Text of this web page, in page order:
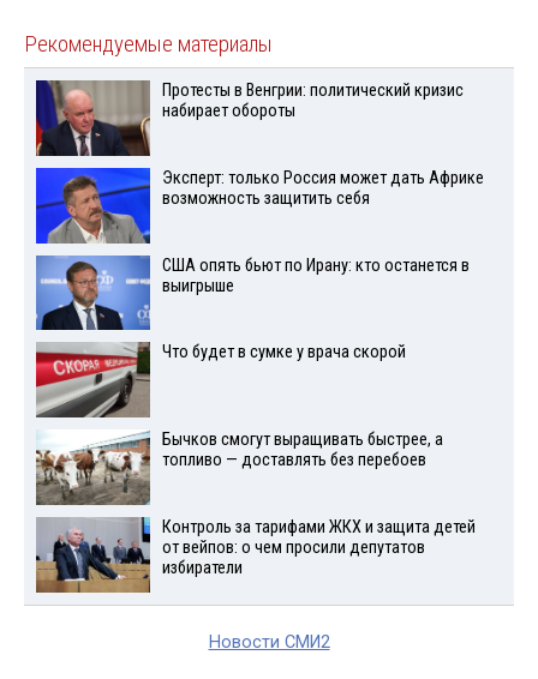
Рекомендуемые материалы
Протесты в Венгрии: политический кризис
набирает обороты
Эксперт: только Россия может дать Африке
возможность защитить себя
США опять бьют по Ирану: кто останется в
выигрыше
Что будет в сумке у врача скорой
Бычков смогут выращивать быстрее, а
топливо — доставлять без перебоев
Контроль за тарифами ЖКХ и защита детей
от вейпов: о чем просили депутатов
избиратели
Новости СМИ2